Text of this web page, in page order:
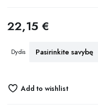
22,15€
Dydis
Add to wishlist